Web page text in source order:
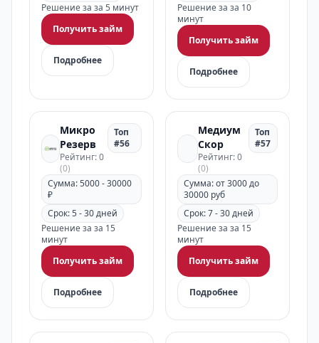
Решение за за 5 минут
Получить займ
Подробнее
Решение за за 10
минут
Получить займ
Подробнее
Микро
Резерв
Рейтинг: 0
(0)
Топ
#56
Сумма: 5000 - 30000
₽
Срок: 5 - 30 дней
Решение за за 15
минут
Получить займ
Подробнее
Медиум
Скор
Рейтинг: 0
(0)
Топ
#57
Сумма: от 3000 до
30000 руб
Срок: 7 - 30 дней
Решение за за 15
минут
Получить займ
Подробнее